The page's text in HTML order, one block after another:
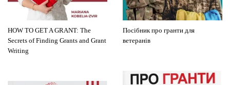
HOW TO GET A GRANT: The
Secrets of Finding Grants and Grant
Writing
Посібник про гранти для
ветеранів